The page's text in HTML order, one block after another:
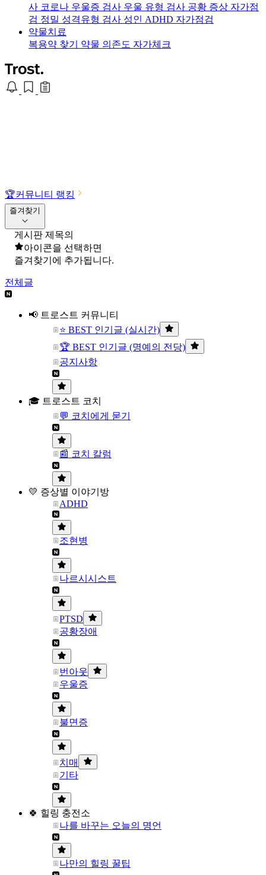
사 코로나 우울증 검사 우울 유형 검사 공황 증상 자가점
검 정밀 성격유형 검사 성인 ADHD 자가점검
약물치료
복용약 찾기 약물 의존도 자가체크
🏆커뮤니티 랭킹
즐겨찾기
게시판 제목의
아이콘을 선택하면
즐겨찾기에 추가됩니다.
전체글
📢 트로스트 커뮤니티
⭐ BEST 인기글 (실시간)
🏆 BEST 인기글 (명예의 전당)
공지사항
🎓 트로스트 코치
💬 코치에게 묻기
📰 코치 칼럼
💛 증상별 이야기방
ADHD
조현병
나르시시스트
PTSD
공황장애
번아웃
우울증
불면증
치매
기타
🍀 힐링 충전소
나를 바꾸는 오늘의 명언
나만의 힐링 꿀팁